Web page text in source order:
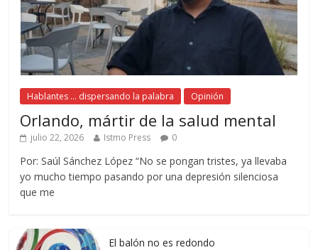
Hablantes ... dispersando la palabra Opinión
Orlando, mártir de la salud mental
julio 22, 2026 Istmo Press 0
Por: Saúl Sánchez López “No se pongan tristes, ya llevaba
yo mucho tiempo pasando por una depresión silenciosa
que me
El balón no es redondo